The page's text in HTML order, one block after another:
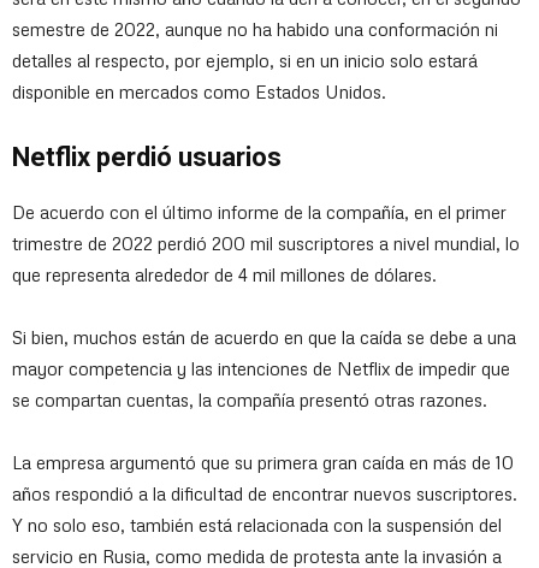
semestre de 2022, aunque no ha habido una conformación ni
detalles al respecto, por ejemplo, si en un inicio solo estará
disponible en mercados como Estados Unidos.
Netflix perdió usuarios
De acuerdo con el último informe de la compañía, en el primer
trimestre de 2022 perdió 200 mil suscriptores a nivel mundial, lo
que representa alrededor de 4 mil millones de dólares.
Si bien, muchos están de acuerdo en que la caída se debe a una
mayor competencia y las intenciones de Netflix de impedir que
se compartan cuentas, la compañía presentó otras razones.
La empresa argumentó que su primera gran caída en más de 10
años respondió a la dificultad de encontrar nuevos suscriptores.
Y no solo eso, también está relacionada con la suspensión del
servicio en Rusia, como medida de protesta ante la invasión a